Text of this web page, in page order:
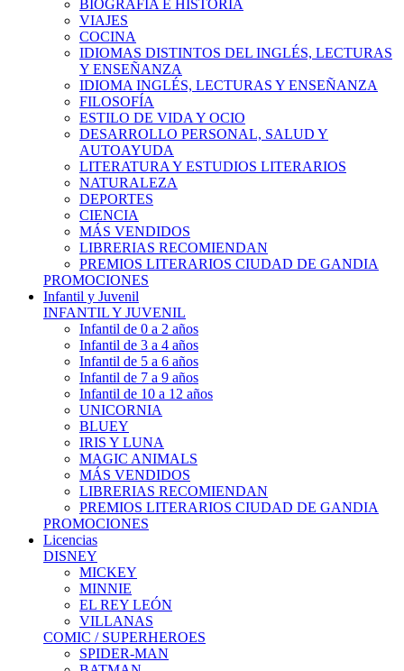
BIOGRAFÍA E HISTÓRIA
VIAJES
COCINA
IDIOMAS DISTINTOS DEL INGLÉS, LECTURAS
Y ENSEÑANZA
IDIOMA INGLÉS, LECTURAS Y ENSEÑANZA
FILOSOFÍA
ESTILO DE VIDA Y OCIO
DESARROLLO PERSONAL, SALUD Y
AUTOAYUDA
LITERATURA Y ESTUDIOS LITERARIOS
NATURALEZA
DEPORTES
CIENCIA
MÁS VENDIDOS
LIBRERIAS RECOMIENDAN
PREMIOS LITERARIOS CIUDAD DE GANDIA
PROMOCIONES
Infantil y Juvenil
INFANTIL Y JUVENIL
Infantil de 0 a 2 años
Infantil de 3 a 4 años
Infantil de 5 a 6 años
Infantil de 7 a 9 años
Infantil de 10 a 12 años
UNICORNIA
BLUEY
IRIS Y LUNA
MAGIC ANIMALS
MÁS VENDIDOS
LIBRERIAS RECOMIENDAN
PREMIOS LITERARIOS CIUDAD DE GANDIA
PROMOCIONES
Licencias
DISNEY
MICKEY
MINNIE
EL REY LEÓN
VILLANAS
COMIC / SUPERHEROES
SPIDER-MAN